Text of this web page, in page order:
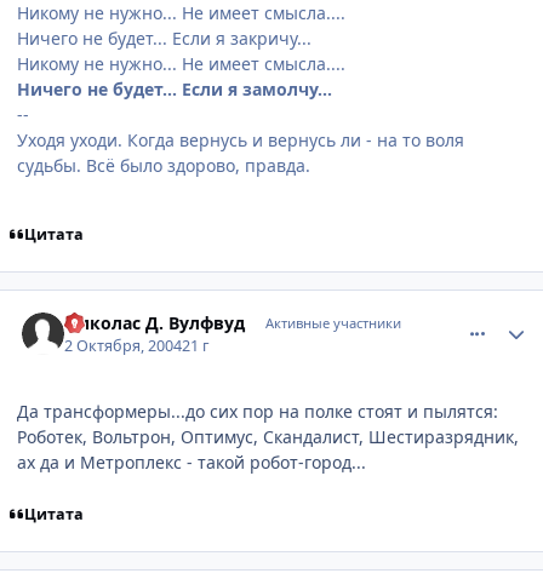
Никому не нужно... Не имеет смысла....
Ничего не будет... Если я закричу...
Никому не нужно... Не имеет смысла....
Ничего не будет... Если я замолчу...
--
Уходя уходи. Когда вернусь и вернусь ли - на то воля
судьбы. Всё было здорово, правда.
Цитата
Николас Д. Вулфвуд Активные участники
2 Октября, 200421 г
Да трансформеры...до сих пор на полке стоят и пылятся:
Роботек, Вольтрон, Оптимус, Скандалист, Шестиразрядник,
ах да и Метроплекс - такой робот-город...
Цитата